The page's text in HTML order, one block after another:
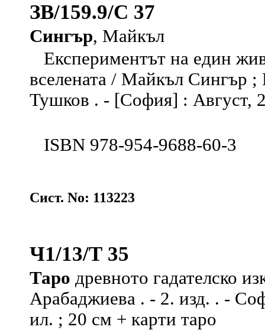
ЗВ/159.9/С 37
Сингър, Майкъл
Експериментът на един
вселената / Майкъл Сингър
Тушков . - [София] : Август,
ISBN 978-954-9688-60-3
Сист. No: 113223
Ч1/13/Т 35
Таро древното гадателско
Арабаджиева . - 2. изд. . -
ил. ; 20 см + карти таро